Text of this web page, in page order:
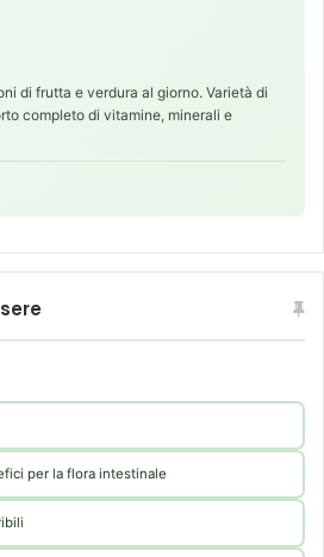
di frutta e verdura al giorno. Varietà di
completo di vitamine, minerali e
per la flora intestinale